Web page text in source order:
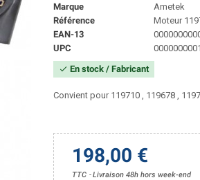
Marque
Ametek
Référence
Moteur
EAN-13
UPC
check En stock / Fabricant
Convient pour 119710 , 119678 ,
198,00 €
TTC Livraison 48h hors week-end